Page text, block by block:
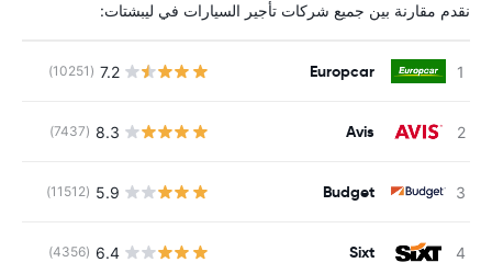
نقدم مقارنة بين جميع شركات تأجير السيارات في ليبشتات:
Europcar
7.2
(10251)
Avis
8.3
(7437)
Budget
5.9
(11512)
Sixt
6.4
(4356)